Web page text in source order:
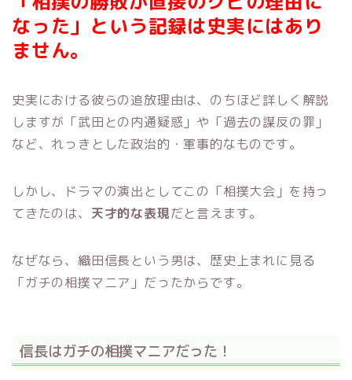
なった」という記録は史実にはあり
ません。
史実における彼らの追放理由は、のちほど詳しく解説
しますが「武田との内通疑惑」や「過去の謀反の罪」
など、れっきとした政治的・軍事的なものです。
しかし、ドラマの演出としてこの「相撲大会」を持っ
てきたのは、 天才的な表現だと言えます。
なぜなら、織田信長という男は、歴史上まれに見る
「ガチの相撲マニア」だったからです。
信長はガチの相撲マニアだった！